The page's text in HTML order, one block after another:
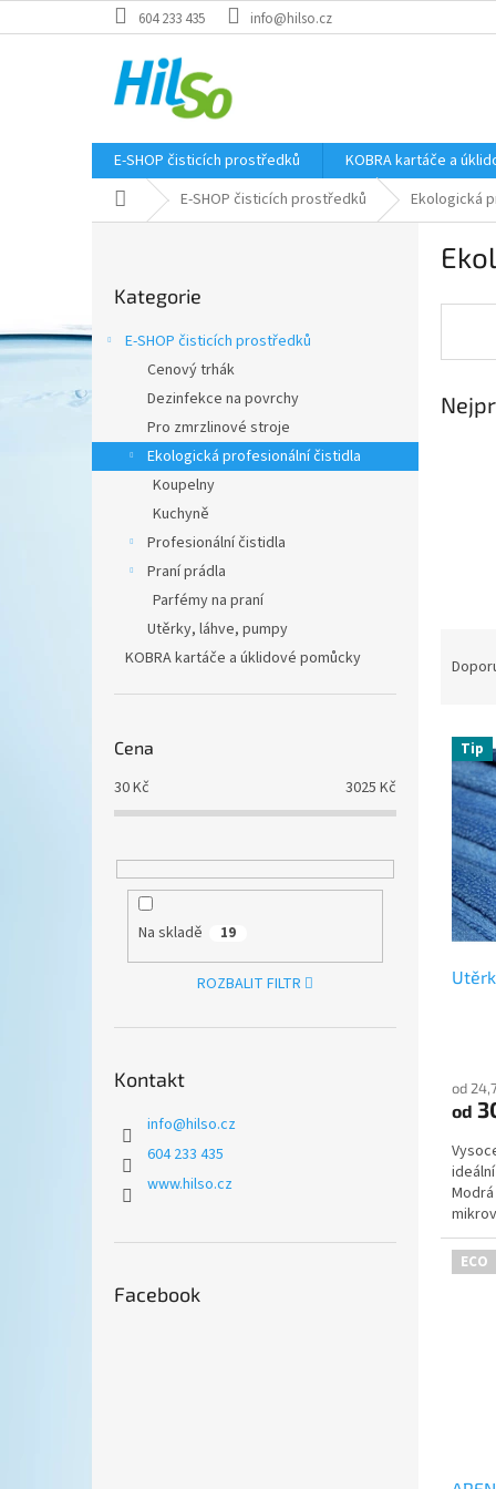
na
604 233 435 info@hilso.cz
E-SHOP čisticích prostředků KOBRA kartáče a
Domů E-SHOP čisticích prostředků Ekologická
r
a
a
kategorie
Kategorie
E-SHOP čisticích prostředků
Cenový trhák
Dezinfekce na povrchy
Pro zmrzlinové stroje
Ekologická profesionální čistidla
Koupelny
Kuchyně
Profesionální čistidla
Praní prádla
Parfémy na praní
Utěrky, láhve, pumpy
KOBRA kartáče a úklidové pomůcky
Cena
30Kč 3025 Kč
Na skladě 19
ROZBALIT FILTR
Kontakt
info@hilso.cz
604 233 435
www.hilso.cz
Facebook
n
p
V
p
p
Tip
od
od
ECO